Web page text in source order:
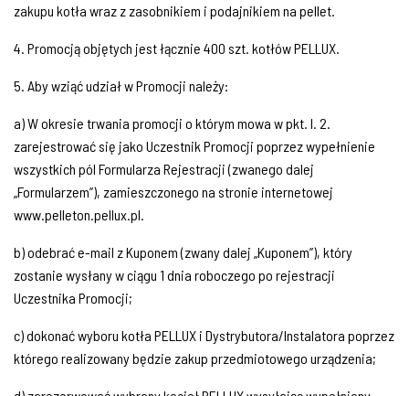
zakupu kotła wraz z zasobnikiem i podajnikiem na pellet.
4. Promocją objętych jest łącznie 400 szt. kotłów PELLUX.
5. Aby wziąć udział w Promocji należy:
a) W okresie trwania promocji o którym mowa w pkt. I. 2.
zarejestrować się jako Uczestnik Promocji poprzez wypełnienie
wszystkich pól Formularza Rejestracji (zwanego dalej
„Formularzem”), zamieszczonego na stronie internetowej
www.pelleton.pellux.pl.
b) odebrać e-mail z Kuponem (zwany dalej „Kuponem”), który
zostanie wysłany w ciągu 1 dnia roboczego po rejestracji
Uczestnika Promocji;
c) dokonać wyboru kotła PELLUX i Dystrybutora/Instalatora poprzez
którego realizowany będzie zakup przedmiotowego urządzenia;